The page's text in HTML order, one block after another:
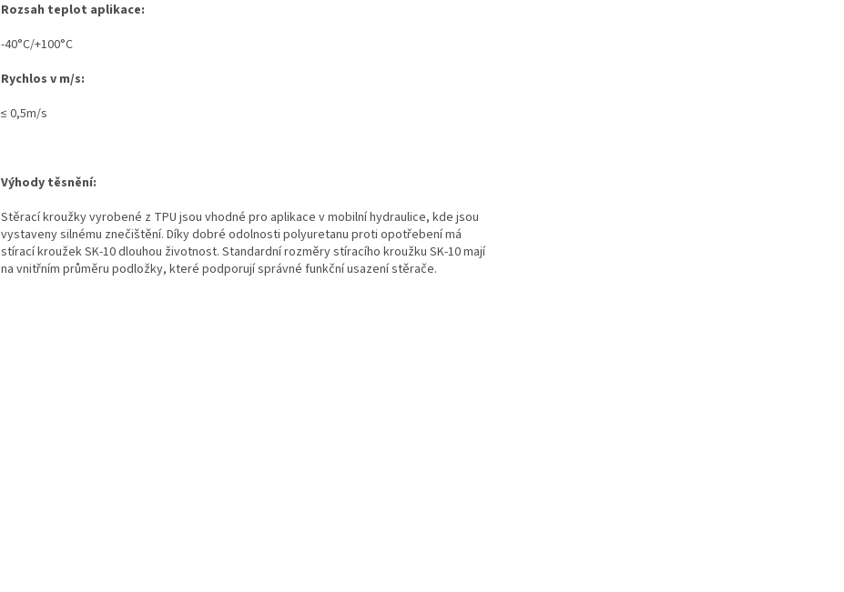
Rozsah teplot aplikace:
-40°C/+100°C
Rychlos v m/s:
≤ 0,5m/s
Výhody těsnění:
Stěrací kroužky vyrobené z TPU jsou vhodné pro aplikace v mobilní hydraulice, kde jsou
vystaveny silnému znečištění. Díky dobré odolnosti polyuretanu proti opotřebení má
stírací kroužek SK-10 dlouhou životnost. Standardní rozměry stíracího kroužku SK-10 mají
na vnitřním průměru podložky, které podporují správné funkční usazení stěrače.